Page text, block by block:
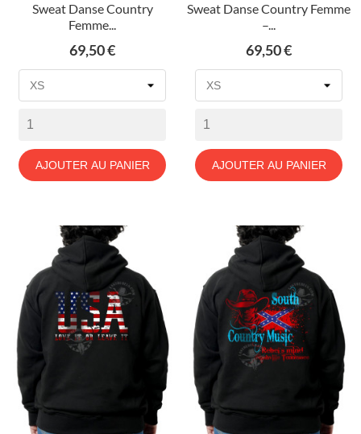
Sweat Danse Country
Femme...
Prix
69,50 €
AJOUTER AU PANIER
Sweat Danse Country Femme
–...
Prix
69,50 €
AJOUTER AU PANIER